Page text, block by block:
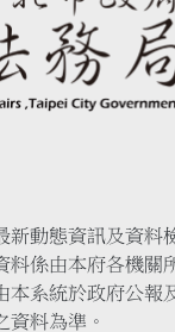
新動態資訊及資料
料係由本府各機關
本系統於政府公報
資料為準。